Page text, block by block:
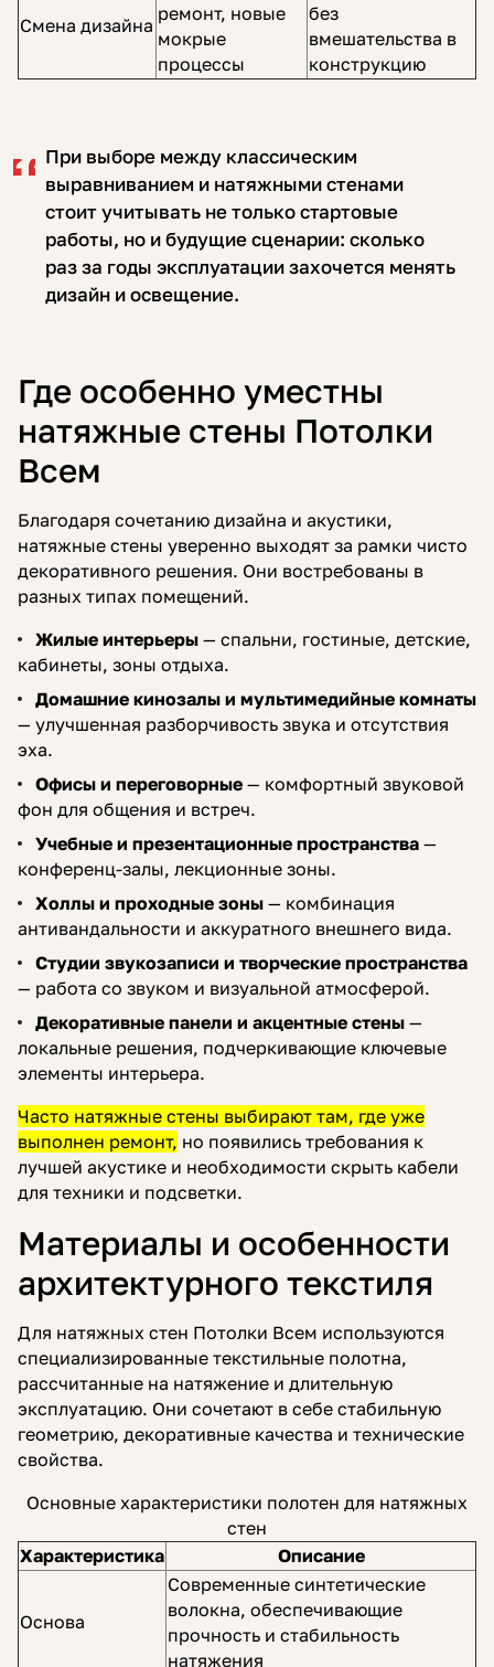
Смена дизайна
ремонт, новые
мокрые
процессы
без
вмешательства в
конструкцию
При выборе между классическим
выравниванием и натяжными стенами
стоит учитывать не только стартовые
работы, но и будущие сценарии: сколько
раз за годы эксплуатации захочется менять
дизайн и освещение.
Где особенно уместны
натяжные стены Потолки
Всем
Благодаря сочетанию дизайна и акустики,
натяжные стены уверенно выходят за рамки чисто
декоративного решения. Они востребованы в
разных типах помещений.
Жилые интерьеры — спальни, гостиные, детские,
кабинеты, зоны отдыха.
Домашние кинозалы и мультимедийные комнаты
— улучшенная разборчивость звука и отсутствия
эха.
Офисы и переговорные — комфортный звуковой
фон для общения и встреч.
Учебные и презентационные пространства —
конференц-залы, лекционные зоны.
Холлы и проходные зоны — комбинация
антивандальности и аккуратного внешнего вида.
Студии звукозаписи и творческие пространства
— работа со звуком и визуальной атмосферой.
Декоративные панели и акцентные стены —
локальные решения, подчеркивающие ключевые
элементы интерьера.
Часто натяжные стены выбирают там, где уже
выполнен ремонт, но появились требования к
лучшей акустике и необходимости скрыть кабели
для техники и подсветки.
Материалы и особенности
архитектурного текстиля
Для натяжных стен Потолки Всем используются
специализированные текстильные полотна,
рассчитанные на натяжение и длительную
эксплуатацию. Они сочетают в себе стабильную
геометрию, декоративные качества и технические
свойства.
Основные характеристики полотен для натяжных
стен
Характеристика
Описание
Основа
Современные синтетические
волокна, обеспечивающие
прочность и стабильность
натяжения